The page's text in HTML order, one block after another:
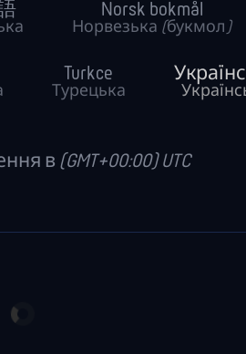
Norsk bokmål
Норвезька (букмол)
Turkce
Турецька
в (GMT+00:00) UTC